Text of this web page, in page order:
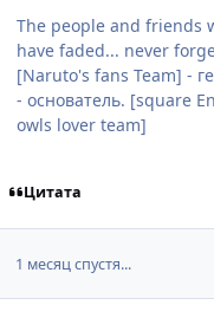
The people and friends
have faded... never
[Naruto's fans Team] -
- основатель. [square
owls lover team]
Цитата
1 месяц спустя...